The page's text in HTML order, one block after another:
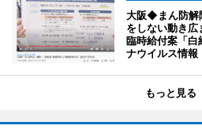
大阪◆まん防解
をしない動き
臨時給付案「
ナウイルス情報
もっと見る